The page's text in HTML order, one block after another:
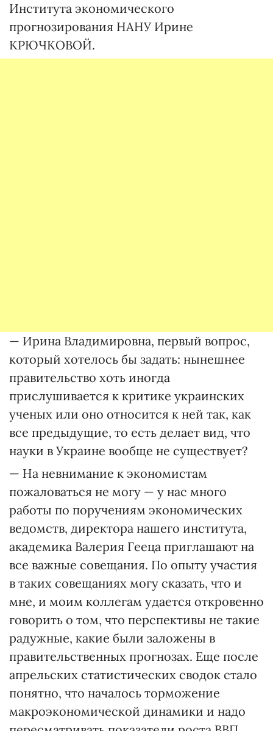
Института экономического
прогнозирования НАНУ Ирине
КРЮЧКОВОЙ.
— Ирина Владимировна, первый вопрос,
который хотелось бы задать: нынешнее
правительство хоть иногда
прислушивается к критике украинских
ученых или оно относится к ней так, как
все предыдущие, то есть делает вид, что
науки в Украине вообще не существует?
— На невнимание к экономистам
пожаловаться не могу — у нас много
работы по поручениям экономических
ведомств, директора нашего института,
академика Валерия Гееца приглашают на
все важные совещания. По опыту участия
в таких совещаниях могу сказать, что и
мне, и моим коллегам удается откровенно
говорить о том, что перспективы не такие
радужные, какие были заложены в
правительственных прогнозах. Еще после
апрельских статистических сводок стало
понятно, что началось торможение
макроэкономической динамики и надо